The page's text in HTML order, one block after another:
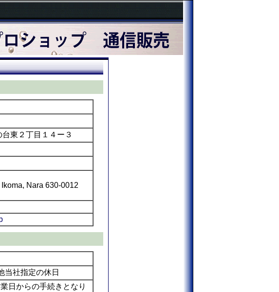
東２丁目１４ー３
Nara 630-0012
当社指定の休日
日からの手続きとなり